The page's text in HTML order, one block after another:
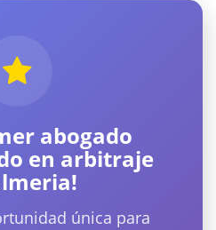
abogado
en arbitraje
única para